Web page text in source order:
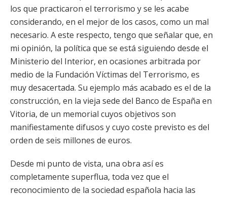
los que practicaron el terrorismo y se les acabe
considerando, en el mejor de los casos, como un mal
necesario. A este respecto, tengo que señalar que, en
mi opinión, la política que se está siguiendo desde el
Ministerio del Interior, en ocasiones arbitrada por
medio de la Fundación Víctimas del Terrorismo, es
muy desacertada. Su ejemplo más acabado es el de la
construcción, en la vieja sede del Banco de España en
Vitoria, de un memorial cuyos objetivos son
manifiestamente difusos y cuyo coste previsto es del
orden de seis millones de euros.
Desde mi punto de vista, una obra así es
completamente superflua, toda vez que el
reconocimiento de la sociedad española hacia las